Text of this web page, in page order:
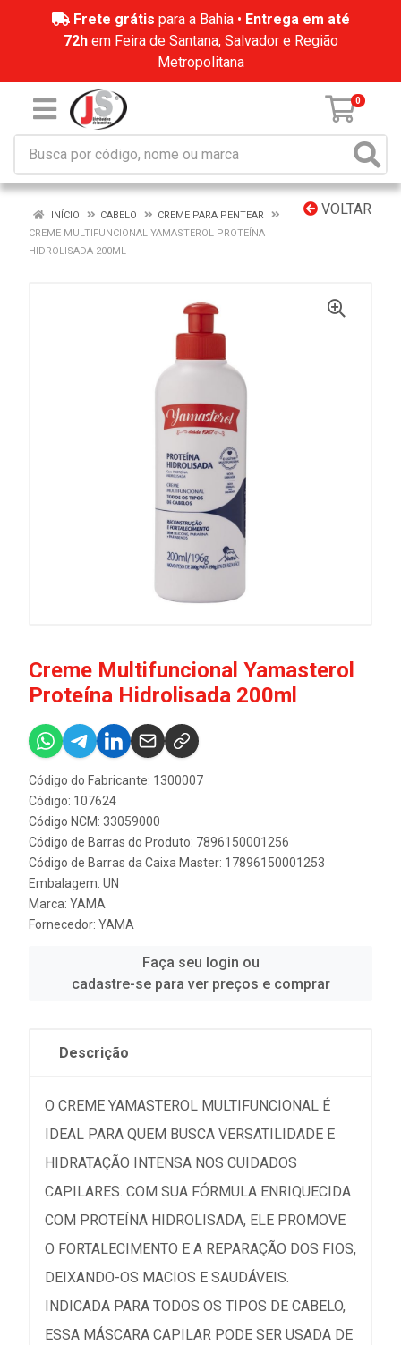
Frete grátis para a Bahia • Entrega em até
72hem Feira de Santana, Salvador e Região
Metropolitana
0
VOLTAR
INÍCIO CABELO
CREME PARA PENTEAR
CREME MULTIFUNCIONAL YAMASTEROL PROTEÍNA
HIDROLISADA 200ML
Creme Multifuncional Yamasterol
Proteína Hidrolisada 200ml
Código do Fabricante: 1300007
Código: 107624
Código NCM: 33059000
Código de Barras do Produto: 7896150001256
Código de Barras da Caixa Master: 17896150001253
Embalagem: UN
Marca: YAMA
Fornecedor: YAMA
Faça seu login ou
cadastre-se para ver preços e comprar
Descrição
O CREME YAMASTEROL MULTIFUNCIONAL É
IDEAL PARA QUEM BUSCA VERSATILIDADE E
HIDRATAÇÃO INTENSA NOS CUIDADOS
CAPILARES. COM SUA FÓRMULA ENRIQUECIDA
COM PROTEÍNA HIDROLISADA, ELE PROMOVE
O FORTALECIMENTO E A REPARAÇÃO DOS FIOS,
DEIXANDO-OS MACIOS E SAUDÁVEIS.
INDICADA PARA TODOS OS TIPOS DE CABELO,
ESSA MÁSCARA CAPILAR PODE SER USADA DE